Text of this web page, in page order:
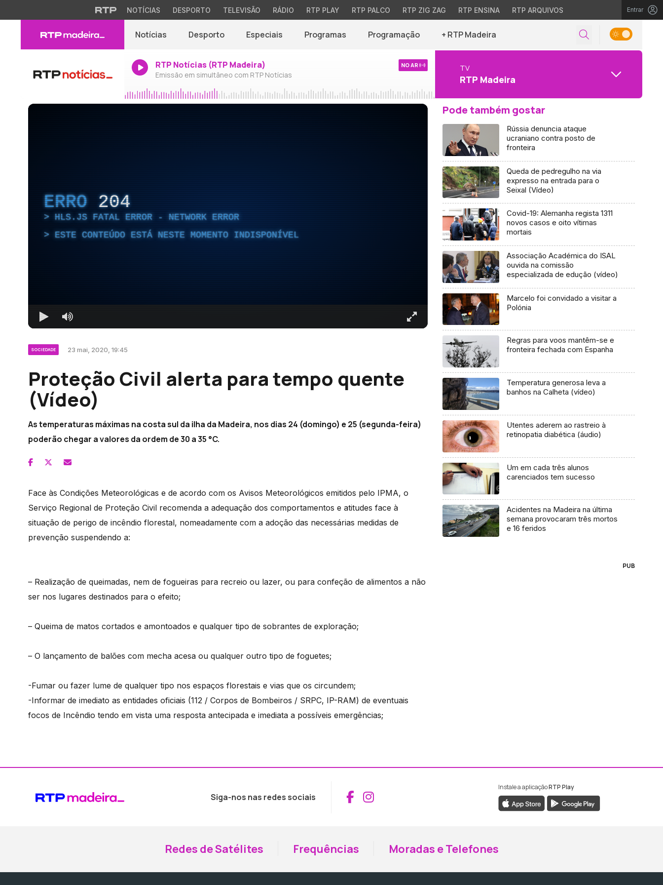
NOTÍCIAS DESPORTO TELEVISÃO RÁDIO RTP PLAY RTP PALCO RTP ZIG ZAG RTP ENSINA RTP ARQUIVOS Entrar
Notícias Desporto Especiais Programas Programação + RTP Madeira
RTP Notícias (RTP Madeira)
Emissão em simultâneo com RTP Notícias
NO AR TV
RTP Madeira
ERRO 204
HLS.JS FATAL ERROR - NETWORK ERROR
ESTE CONTEÚDO ESTÁ NESTE MOMENTO INDISPONÍVEL
SOCIEDADE 23 mai, 2020, 19:45
Proteção Civil alerta para tempo quente
(Vídeo)
As temperaturas máximas na costa sul da ilha da Madeira, nos dias 24 (domingo) e 25 (segunda-feira)
poderão chegar a valores da ordem de 30 a 35 °C.
Face às Condições Meteorológicas e de acordo com os Avisos Meteorológicos emitidos pelo IPMA, o
Serviço Regional de Proteção Civil recomenda a adequação dos comportamentos e atitudes face à
situação de perigo de incêndio florestal, nomeadamente com a adoção das necessárias medidas de
prevenção suspendendo a:
– Realização de queimadas, nem de fogueiras para recreio ou lazer, ou para confeção de alimentos a não
ser nos lugares destinados para o efeito;
– Queima de matos cortados e amontoados e qualquer tipo de sobrantes de exploração;
– O lançamento de balões com mecha acesa ou qualquer outro tipo de foguetes;
-Fumar ou fazer lume de qualquer tipo nos espaços florestais e vias que os circundem;
-Informar de imediato as entidades oficiais (112 / Corpos de Bombeiros / SRPC, IP-RAM) de eventuais
focos de Incêndio tendo em vista uma resposta antecipada e imediata a possíveis emergências;
Pode também gostar
Rússia denuncia ataque
ucraniano contra posto de
fronteira
Queda de pedregulho na via
expresso na entrada para o
Seixal (Vídeo)
Covid-19: Alemanha regista 1311
novos casos e oito vítimas
mortais
Associação Académica do ISAL
ouvida na comissão
especializada de edução (vídeo)
Marcelo foi convidado a visitar a
Polónia
Regras para voos mantêm-se e
fronteira fechada com Espanha
Temperatura generosa leva a
banhos na Calheta (vídeo)
Utentes aderem ao rastreio à
retinopatia diabética (áudio)
Um em cada três alunos
carenciados tem sucesso
Acidentes na Madeira na última
semana provocaram três mortos
e 16 feridos
PUB
Siga-nos nas redes sociais Aceder ao Facebook da RTP Madeira
Aceder ao Instagram da RTP Madeira
Instale a aplicaçãoRTP Play
Redes de Satélites Frequências Moradas e Telefones